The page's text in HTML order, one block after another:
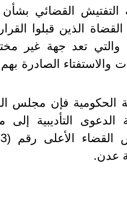
القضائي بشأن
2019م ضد القضاة الذين
والتي تعد جهة غير
والاستفتاء الصادرة
الحكومية فإن مجلس
الدعوى التأديبية
عدن.